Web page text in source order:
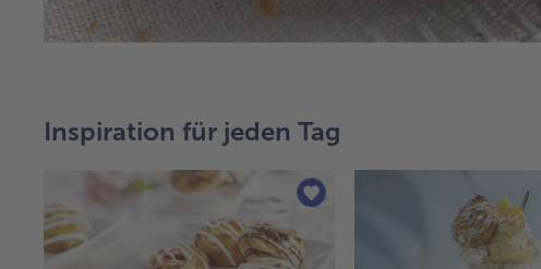
Inspiration für jeden Tag